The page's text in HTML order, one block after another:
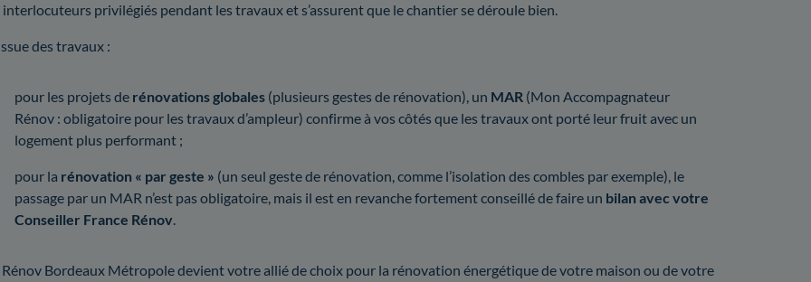
interlocuteurs privilégiés pendant les travaux et s’assurent que le chantier se déroule bien.
des travaux :
pour les projets de rénovations globales (plusieurs gestes de rénovation), un MAR (Mon Accompagnateur
Rénov : obligatoire pour les travaux d’ampleur) confirme à vos côtés que les travaux ont porté leur fruit avec un
logement plus performant ;
pour la rénovation « par geste » (un seul geste de rénovation, comme l’isolation des combles par exemple), le
passage par un MAR n’est pas obligatoire, mais il est en revanche fortement conseillé de faire un bilan avec votre
Conseiller France Rénov.
Bordeaux Métropole devient votre allié de choix pour la rénovation énergétique de votre maison ou de votre